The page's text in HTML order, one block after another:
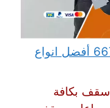
فني سماعات سقف بلوتوث 66780530 أفضل انواع
بكافة